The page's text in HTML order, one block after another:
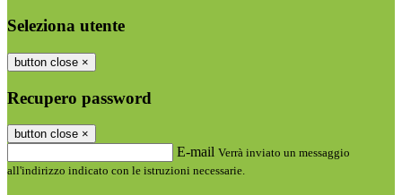
Seleziona utente
button close ×
Recupero password
button close ×
E-mail Verrà inviato un messaggio
all'indirizzo indicato con le istruzioni necessarie.